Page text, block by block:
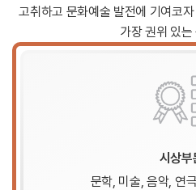
고취하고 문화예술 발전에 기여코
가장 권위 있는
시상부
문학, 미술, 음악, 연